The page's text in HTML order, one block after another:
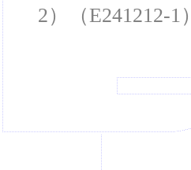
2）（E241212-1）